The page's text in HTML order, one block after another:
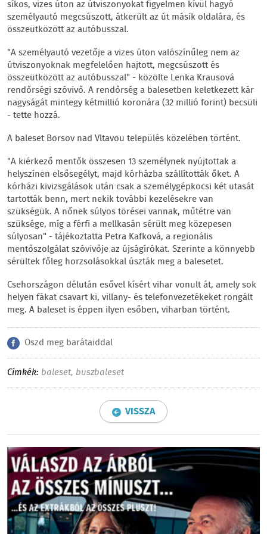
síkos, vizes úton az útviszonyokat figyelmen kívül hagyó
személyautó megcsúszott, átkerült az út másik oldalára, és
összeütközött az autóbusszal.
"A személyautó vezetője a vizes úton valószínűleg nem az
útviszonyoknak megfelelően hajtott, megcsúszott és
összeütközött az autóbusszal" - közölte Lenka Krausová
rendőrségi szóvivő. A rendőrség a balesetben keletkezett kár
nagyságát mintegy kétmillió koronára (32 millió forint) becsüli
- tette hozzá.
A baleset Borsov nad Vltavou település közelében történt.
"A kiérkező mentők összesen 13 személynek nyújtottak a
helyszínen elsősegélyt, majd kórházba szállították őket. A
kórházi kivizsgálások után csak a személygépkocsi két utasát
tartották benn, mert nekik további kezelésekre van
szükségük. A nőnek súlyos törései vannak, műtétre van
szüksége, míg a férfi a mellkasán sérült meg közepesen
súlyosan" - tájékoztatta Petra Kafková, a regionális
mentőszolgálat szóvivője az újságírókat. Szerinte a könnyebb
sérültek főleg horzsolásokkal úszták meg a balesetet.
Csehországon délután esővel kísért vihar vonult át, amely sok
helyen fákat csavart ki, villany- és telefonvezetékeket rongált
meg. A baleset is éppen ilyen esőben, viharban történt.
Oszd meg barátaiddal
Címkék: baleset, buszbaleset
VISSZA